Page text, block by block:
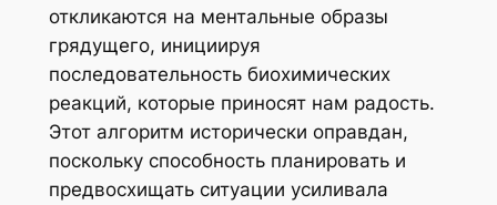
откликаются на ментальные образы
грядущего, инициируя
последовательность биохимических
реакций, которые приносят нам радость.
Этот алгоритм исторически оправдан,
поскольку способность планировать и
предвосхищать ситуации усиливала